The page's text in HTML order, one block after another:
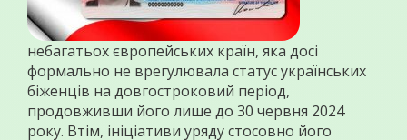
небагатьох європейських країн, яка досі
формально не врегулювала статус українських
біженців на довгостроковий період,
продовживши його лише до 30 червня 2024
року. Втім, ініціативи уряду стосовно його